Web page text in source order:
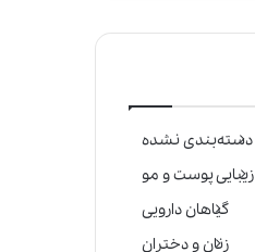
دسته‌بندی نشده
زیبایی پوست و مو
گیاهان دارویی
زنان و دختران